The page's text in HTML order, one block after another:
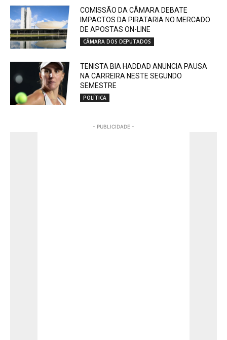
COMISSÃO DA CÂMARA DEBATE
IMPACTOS DA PIRATARIA NO MERCADO
DE APOSTAS ON-LINE
CÂMARA DOS DEPUTADOS
TENISTA BIA HADDAD ANUNCIA PAUSA
NA CARREIRA NESTE SEGUNDO
SEMESTRE
POLÍTICA
- PUBLICIDADE -